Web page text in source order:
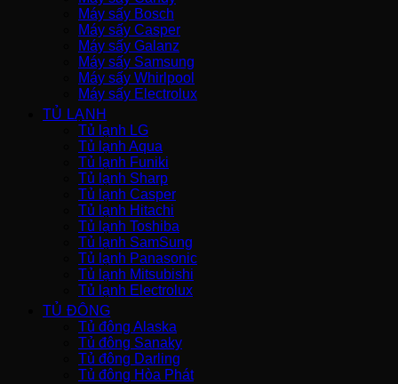
Máy sấy Bosch
Máy sấy Casper
Máy sấy Galanz
Máy sấy Samsung
Máy sấy Whirlpool
Máy sấy Electrolux
TỦ LẠNH
Tủ lạnh LG
Tủ lạnh Aqua
Tủ lạnh Funiki
Tủ lạnh Sharp
Tủ lạnh Casper
Tủ lạnh Hitachi
Tủ lạnh Toshiba
Tủ lạnh SamSung
Tủ lạnh Panasonic
Tủ lạnh Mitsubishi
Tủ lạnh Electrolux
TỦ ĐÔNG
Tủ đông Alaska
Tủ đông Sanaky
Tủ đông Darling
Tủ đông Hòa Phát